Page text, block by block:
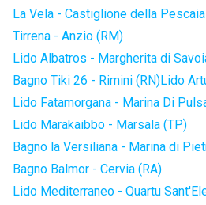
La Vela - Castiglione della Pescaia
Tirrena - Anzio (RM)
Lido Albatros - Margherita di
Bagno Tiki 26 - Rimini (RN)Lido
Lido Fatamorgana - Marina Di
Lido Marakaibbo - Marsala (TP)
Bagno la Versiliana - Marina di
Bagno Balmor - Cervia (RA)
Lido Mediterraneo - Quartu